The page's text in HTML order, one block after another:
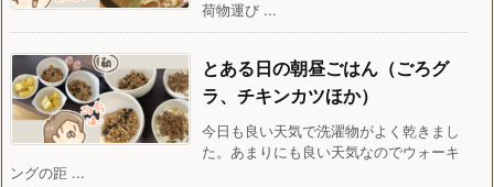
荷物運び ...
とある日の朝昼ごはん（ごろグ
ラ、チキンカツほか）
今日も良い天気で洗濯物がよく乾きまし
た。あまりにも良い天気なのでウォーキ
ングの距 ...